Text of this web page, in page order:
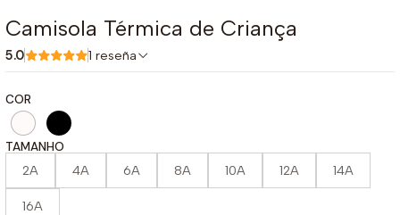
Camisola Térmica de Criança
5.0 1 reseña
COR
TAMANHO
2A 4A 6A 8A 10A 12A 14A
16A